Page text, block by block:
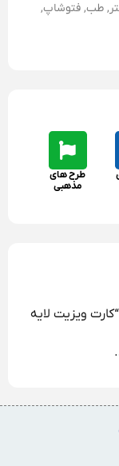
,طب,فتوشاپ,
طرح های
مذهبی
ویزیت لایه